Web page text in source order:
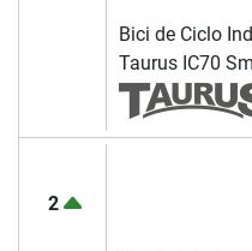
Bici de Ciclo
Taurus IC70
2